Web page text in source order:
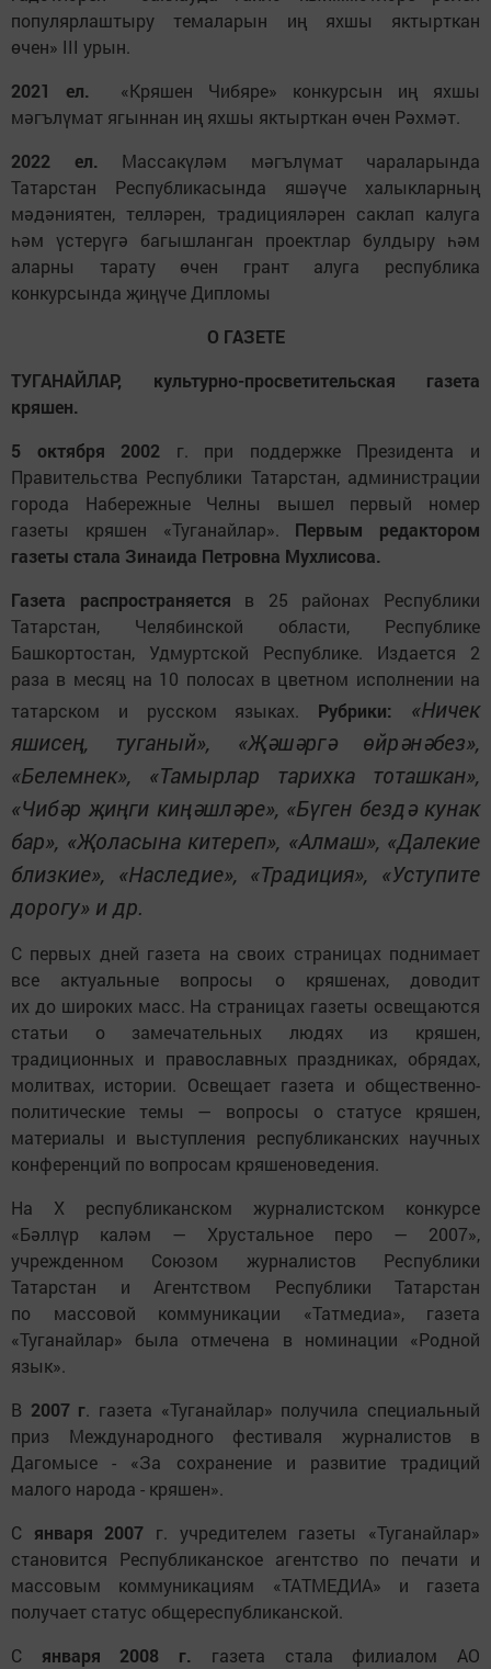
популярлаштыру темаларын иң яхшы яктырткан
өчен» III урын.
2021 ел.
«Кряшен Чибяре» конкурсын иң яхшы
мәгълүмат ягыннан иң яхшы яктырткан өчен Рәхмәт.
2022 ел. Массакүләм мәгълүмат чараларында
Татарстан Республикасында яшәүче халыкларның
мәдәниятен, телләрен, традицияләрен саклап калуга
һәм үстерүгә багышланган проектлар булдыру һәм
аларны тарату өчен грант алуга республика
конкурсында җиңүче Дипломы
О ГАЗЕТЕ
ТУГАНАЙЛАР, культурно-просветительская газета
кряшен.
5 октября 2002 г. при поддержке Президента и
Правительства Республики Татарстан, администрации
города Набережные Челны вышел первый номер
газеты кряшен «Туганайлар». Первым редактором
газеты стала Зинаида Петровна Мухлисова.
Газета распространяется в 25 районах Республики
Татарстан, Челябинской области, Республике
Башкортостан, Удмуртской Республике. Издается 2
раза в месяц на 10 полосах в цветном исполнении на
татарском и русском языках. Рубрики: «Ничек
яшисең, туганый», «Җәшәргә өйрәнәбез»,
«Белемнек», «Тамырлар тарихка тоташкан»,
«Чибәр җиңги киңәшләре», «Бүген бездә кунак
бар», «Җоласына китереп», «Алмаш», «Далекие
близкие», «Наследие», «Традиция», «Уступите
дорогу» и др.
С первых дней газета на своих страницах поднимает
все актуальные вопросы о кряшенах, доводит
их до широких масс. На страницах газеты освещаются
статьи о замечательных людях из кряшен,
традиционных и православных праздниках, обрядах,
молитвах, истории. Освещает газета и общественно-
политические темы — вопросы о статусе кряшен,
материалы и выступления республиканских научных
конференций по вопросам кряшеноведения.
На X республиканском журналистском конкурсе
«Бәллүр каләм — Хрустальное перо — 2007»,
учрежденном Союзом журналистов Республики
Татарстан и Агентством Республики Татарстан
по массовой коммуникации «Татмедиа», газета
«Туганайлар» была отмечена в номинации «Родной
язык».
В 2007 г. газета «Туганайлар» получила специальный
приз Международного фестиваля журналистов в
Дагомысе - «За сохранение и развитие традиций
малого народа - кряшен».
С января 2007 г. учредителем газеты «Туганайлар»
становится Республиканское агентство по печати и
массовым коммуникациям «ТАТМЕДИА» и газета
получает статус общереспубликанской.
С января 2008 г. газета стала филиалом АО